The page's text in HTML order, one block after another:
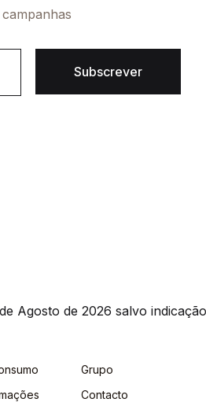
Subscrever
Agosto de 2026 salvo
Grupo
Contacto